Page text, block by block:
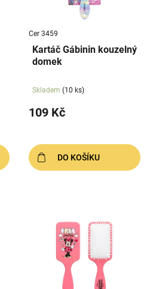
Cer 3459
Kartáč Gábinin kouzelný
domek
Skladem (10 ks)
109 Kč
DO KOŠÍKU